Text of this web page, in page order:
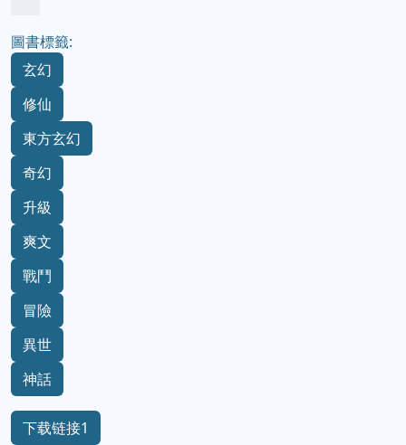
圖書標籤:
玄幻
修仙
東方玄幻
奇幻
升級
爽文
戰鬥
冒險
異世
神話
下载链接1